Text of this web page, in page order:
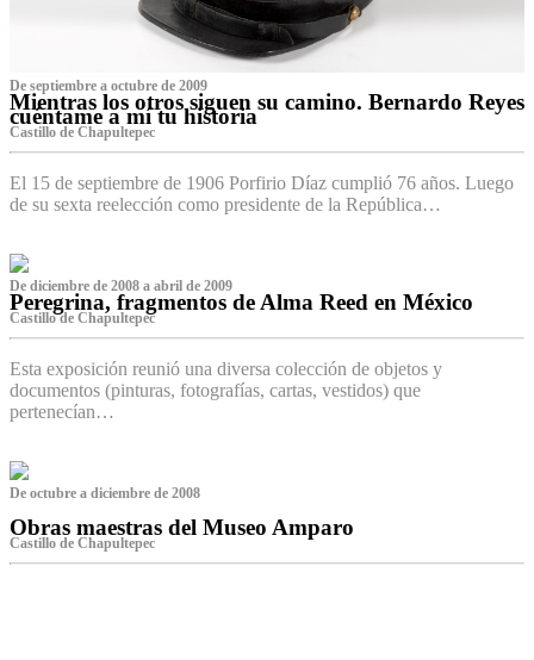
De septiembre a octubre de 2009
Mientras los otros siguen su camino. Bernardo Reyes
cuéntame a mí tu historia
Castillo de Chapultepec
El 15 de septiembre de 1906 Porfirio Díaz cumplió 76 años. Luego
de su sexta reelección como presidente de la República…
De diciembre de 2008 a abril de 2009
Peregrina, fragmentos de Alma Reed en México
Castillo de Chapultepec
Esta exposición reunió una diversa colección de objetos y
documentos (pinturas, fotografías, cartas, vestidos) que
pertenecían…
De octubre a diciembre de 2008
Obras maestras del Museo Amparo
Castillo de Chapultepec